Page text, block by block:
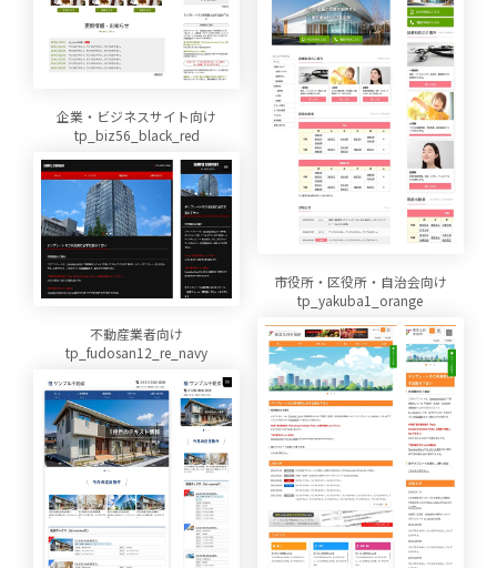
企業・ビジネスサイト向け
tp_biz56_black_red
市役所・区役所・自治会向け
tp_yakuba1_orange
不動産業者向け
tp_fudosan12_re_navy